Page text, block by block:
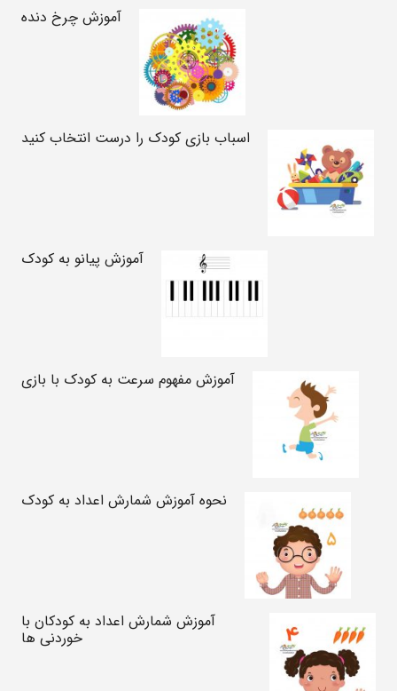
آموزش چرخ دنده
اسباب بازی کودک را درست انتخاب کنید
آموزش پیانو به کودک
آموزش مفهوم سرعت به کودک با بازی
نحوه آموزش شمارش اعداد به کودک
آموزش شمارش اعداد به کودکان با
خوردنی ها